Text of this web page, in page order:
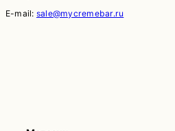
E-mail: sale@mycremebar.ru